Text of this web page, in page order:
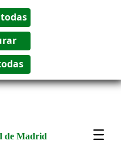
de Madrid